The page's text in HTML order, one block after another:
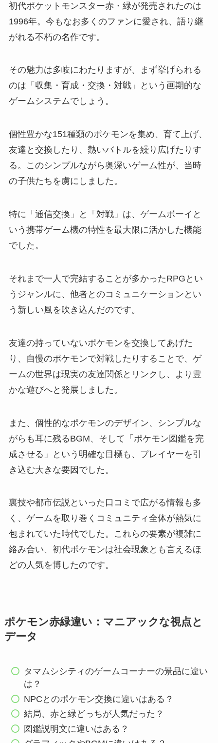
初代ポケットモンスター赤・緑が発売されたのは
1996年。今もなお多くのファンに愛され、語り継
がれる不朽の名作です。
その魅力は多岐にわたりますが、まず挙げられる
のは「収集・育成・交換・対戦」という画期的な
ゲームシステムでしょう。
個性豊かな151種類のポケモンを集め、育て上げ、
友達と交換したり、熱いバトルを繰り広げたりす
る。このシンプルながら奥深いゲーム性が、当時
の子供たちを虜にしました。
特に「通信交換」と「対戦」は、ゲームボーイと
いう携帯ゲーム機の特性を最大限に活かした機能
でした。
それまで一人で完結することが多かったRPGとい
うジャンルに、他者とのコミュニケーションとい
う新しい風を吹き込んだのです。
友達の持っていないポケモンを交換してあげた
り、自慢のポケモンで対戦したりすることで、ゲ
ームの世界は現実の友達関係とリンクし、より豊
かな遊びへと発展しました。
また、個性的なポケモンのデザイン、シンプルな
がらも耳に残るBGM、そして「ポケモン図鑑を完
成させる」という明確な目標も、プレイヤーを引
き込む大きな要因でした。
裏技や都市伝説といった口コミで広がる情報も多
く、ゲームを取り巻くコミュニティ全体が熱気に
包まれていた時代でした。これらの要素が複雑に
絡み合い、初代ポケモンは社会現象とも言えるほ
どの人気を博したのです。
ポケモン赤緑違い：マニアックな視点と
データ
タマムシシティのゲームコーナーの景品に違い
は？
NPCとのポケモン交換に違いはある？
結局、赤と緑どっちが人気だった？
図鑑説明文に違いはある？